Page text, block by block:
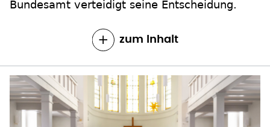
Bundesamt verteidigt seine Entscheidung.
zum Inhalt